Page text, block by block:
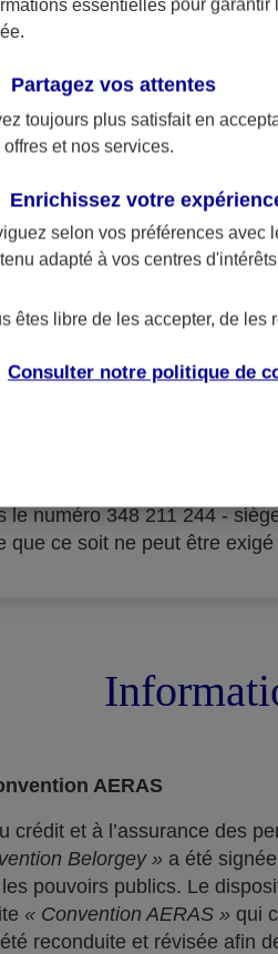
854,68 €
Sardou
des assurances
par l'organisme
le numéro 348 211 244 -
que ce soit ne peut être
AERAS
crédit et à l’assurance des
Belorgey » a été
pouvoirs publics. Le
« Convention AERAS » qui
reconduite et révisée afin
essentielles pour
Partagez vos attentes
toujours plus satisfait en
offres et nos services.
Enrichissez votre
selon vos préférences avec
adapté à vos centres
êtes libre de les accepter, de les
Consulter notre politique de